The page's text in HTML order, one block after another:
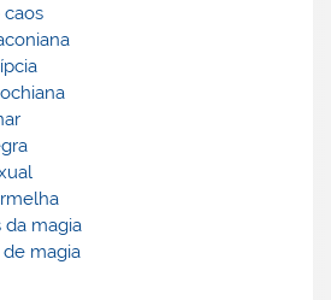
caos
da magia
de magia